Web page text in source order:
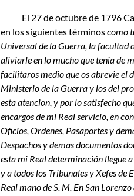
El 27 de octubre de 1796
en los siguientes términoscomo
Universal de la Guerra, la facultad
aliviarle en lo mucho que tenia de
facilitaros medio que os abrevie el
Ministerio de la Guerra y los del
esta atencion, y por lo satisfecho
encargos de mi Real servicio, en
Oficios, Ordenes, Pasaportes y
Despachos y demas documentos
esta mi Real determinación llegue
y a todos los Tribunales y Xefes de
Real mano de S. M. En San